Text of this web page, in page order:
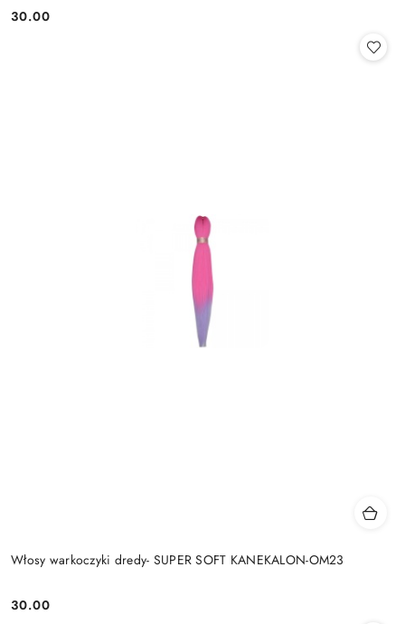
Cena:
30.00
Włosy warkoczyki dredy- SUPER SOFT KANEKALON-OM23
Cena:
30.00